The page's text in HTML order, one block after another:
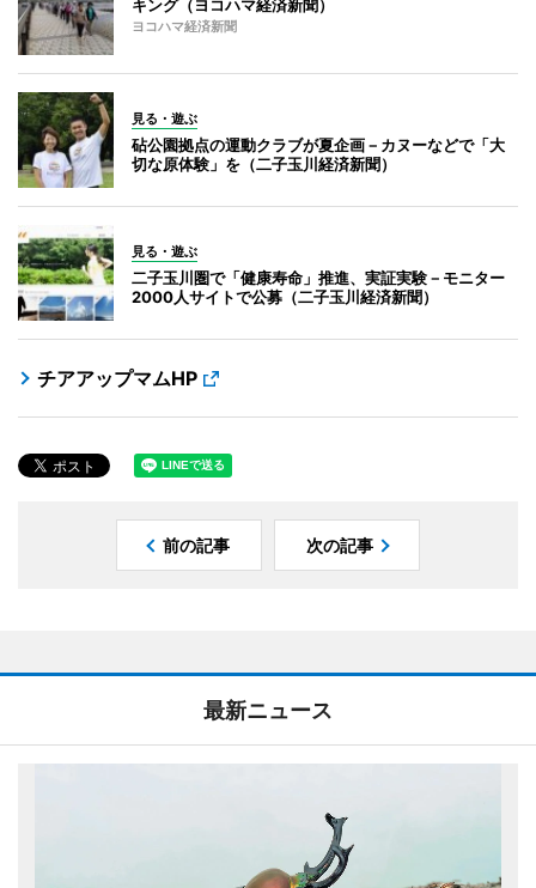
キング（ヨコハマ経済新聞）
ヨコハマ経済新聞
見る・遊ぶ
砧公園拠点の運動クラブが夏企画－カヌーなどで「大
切な原体験」を（二子玉川経済新聞）
見る・遊ぶ
二子玉川圏で「健康寿命」推進、実証実験－モニター
2000人サイトで公募（二子玉川経済新聞）
チアアップマムHP
前の記事 次の記事
最新ニュース